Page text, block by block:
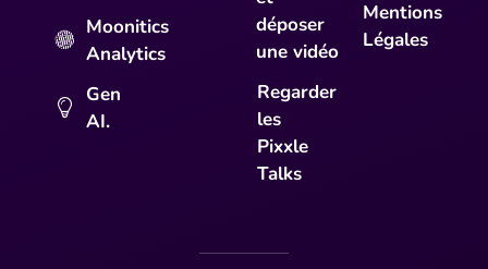
Moonitics
Analytics
Gen
AI.
déposer
une vidéo
Regarder
les
Pixxle
Talks
Mentions
Légales